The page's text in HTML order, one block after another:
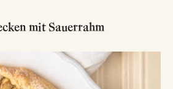
mit Sauerrahm